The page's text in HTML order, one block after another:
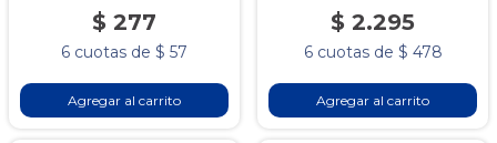
$ 277
6 cuotas de $ 57
Agregar al carrito
$ 2.295
6 cuotas de $ 478
Agregar al carrito